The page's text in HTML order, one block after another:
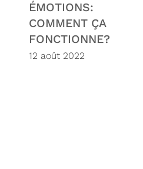
ÉMOTIONS:
COMMENT ÇA
FONCTIONNE?
12 août 2022